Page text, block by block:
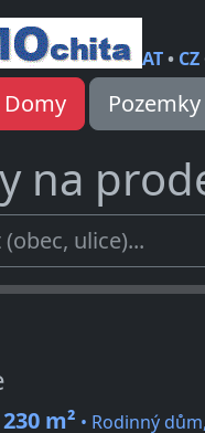
AT• CZ
Domy Pozemky
na
230 m² • Rodinný